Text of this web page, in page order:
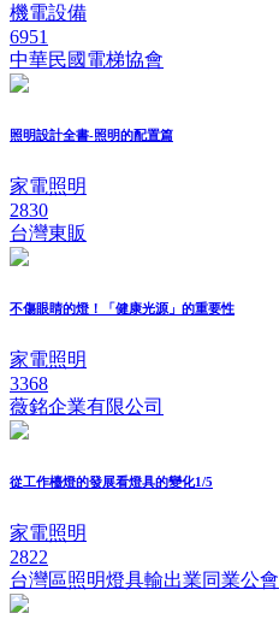
機電設備
6951
中華民國電梯協會
照明設計全書-照明的配置篇
家電照明
2830
台灣東販
不傷眼睛的燈！「健康光源」的重要性
家電照明
3368
薇銘企業有限公司
從工作檯燈的發展看燈具的變化1/5
家電照明
2822
台灣區照明燈具輸出業同業公會